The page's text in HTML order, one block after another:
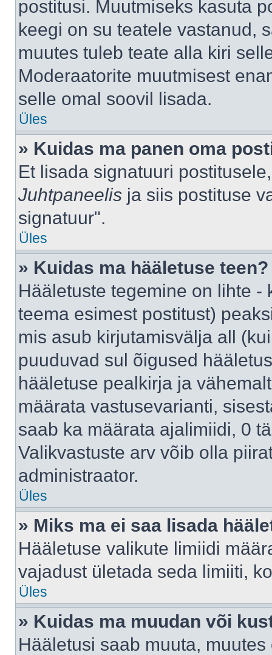
postitusi. Muutmiseks kasuta
keegi on su teatele vastanud,
muutes tuleb teate alla kiri
Moderaatorite muutmisest
selle omal soovil lisada.
Üles
» Kuidas ma panen oma
Et lisada signatuuri
Juhtpaneelis ja siis postituse
signatuur".
Üles
» Kuidas ma hääletuse teen?
Hääletuste tegemine on lihte
teema esimest postitust)
mis asub kirjutamisvälja all
puuduvad sul õigused
hääletuse pealkirja ja
määrata vastusevarianti,
saab ka määrata ajalimiidi, 0
Valikvastuste arv võib olla
administraator.
Üles
» Miks ma ei saa lisada
Hääletuse valikute limiidi
vajadust ületada seda limiiti,
Üles
» Kuidas ma muudan või
Hääletusi saab muuta,